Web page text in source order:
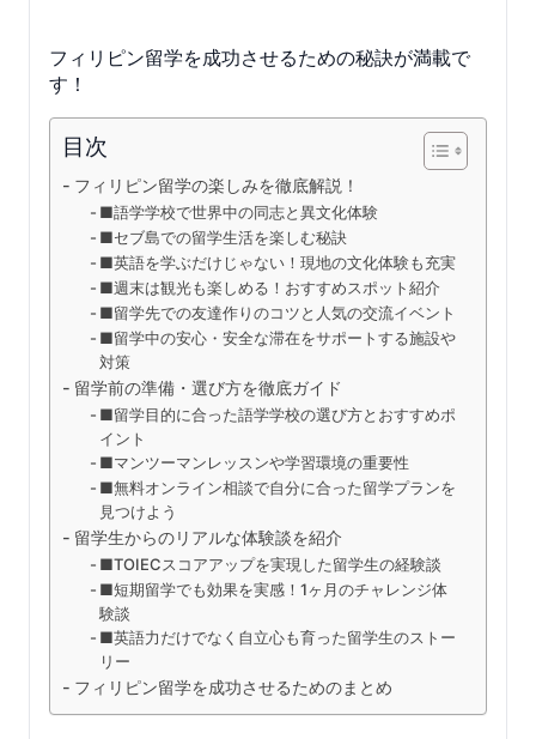
フィリピン留学を成功させるための秘訣が満載で
す！
目次
フィリピン留学の楽しみを徹底解説！
■語学学校で世界中の同志と異文化体験
■セブ島での留学生活を楽しむ秘訣
■英語を学ぶだけじゃない！現地の文化体験も充実
■週末は観光も楽しめる！おすすめスポット紹介
■留学先での友達作りのコツと人気の交流イベント
■留学中の安心・安全な滞在をサポートする施設や
対策
留学前の準備・選び方を徹底ガイド
■留学目的に合った語学学校の選び方とおすすめポ
イント
■マンツーマンレッスンや学習環境の重要性
■無料オンライン相談で自分に合った留学プランを
見つけよう
留学生からのリアルな体験談を紹介
■TOIECスコアアップを実現した留学生の経験談
■短期留学でも効果を実感！1ヶ月のチャレンジ体
験談
■英語力だけでなく自立心も育った留学生のストー
リー
フィリピン留学を成功させるためのまとめ